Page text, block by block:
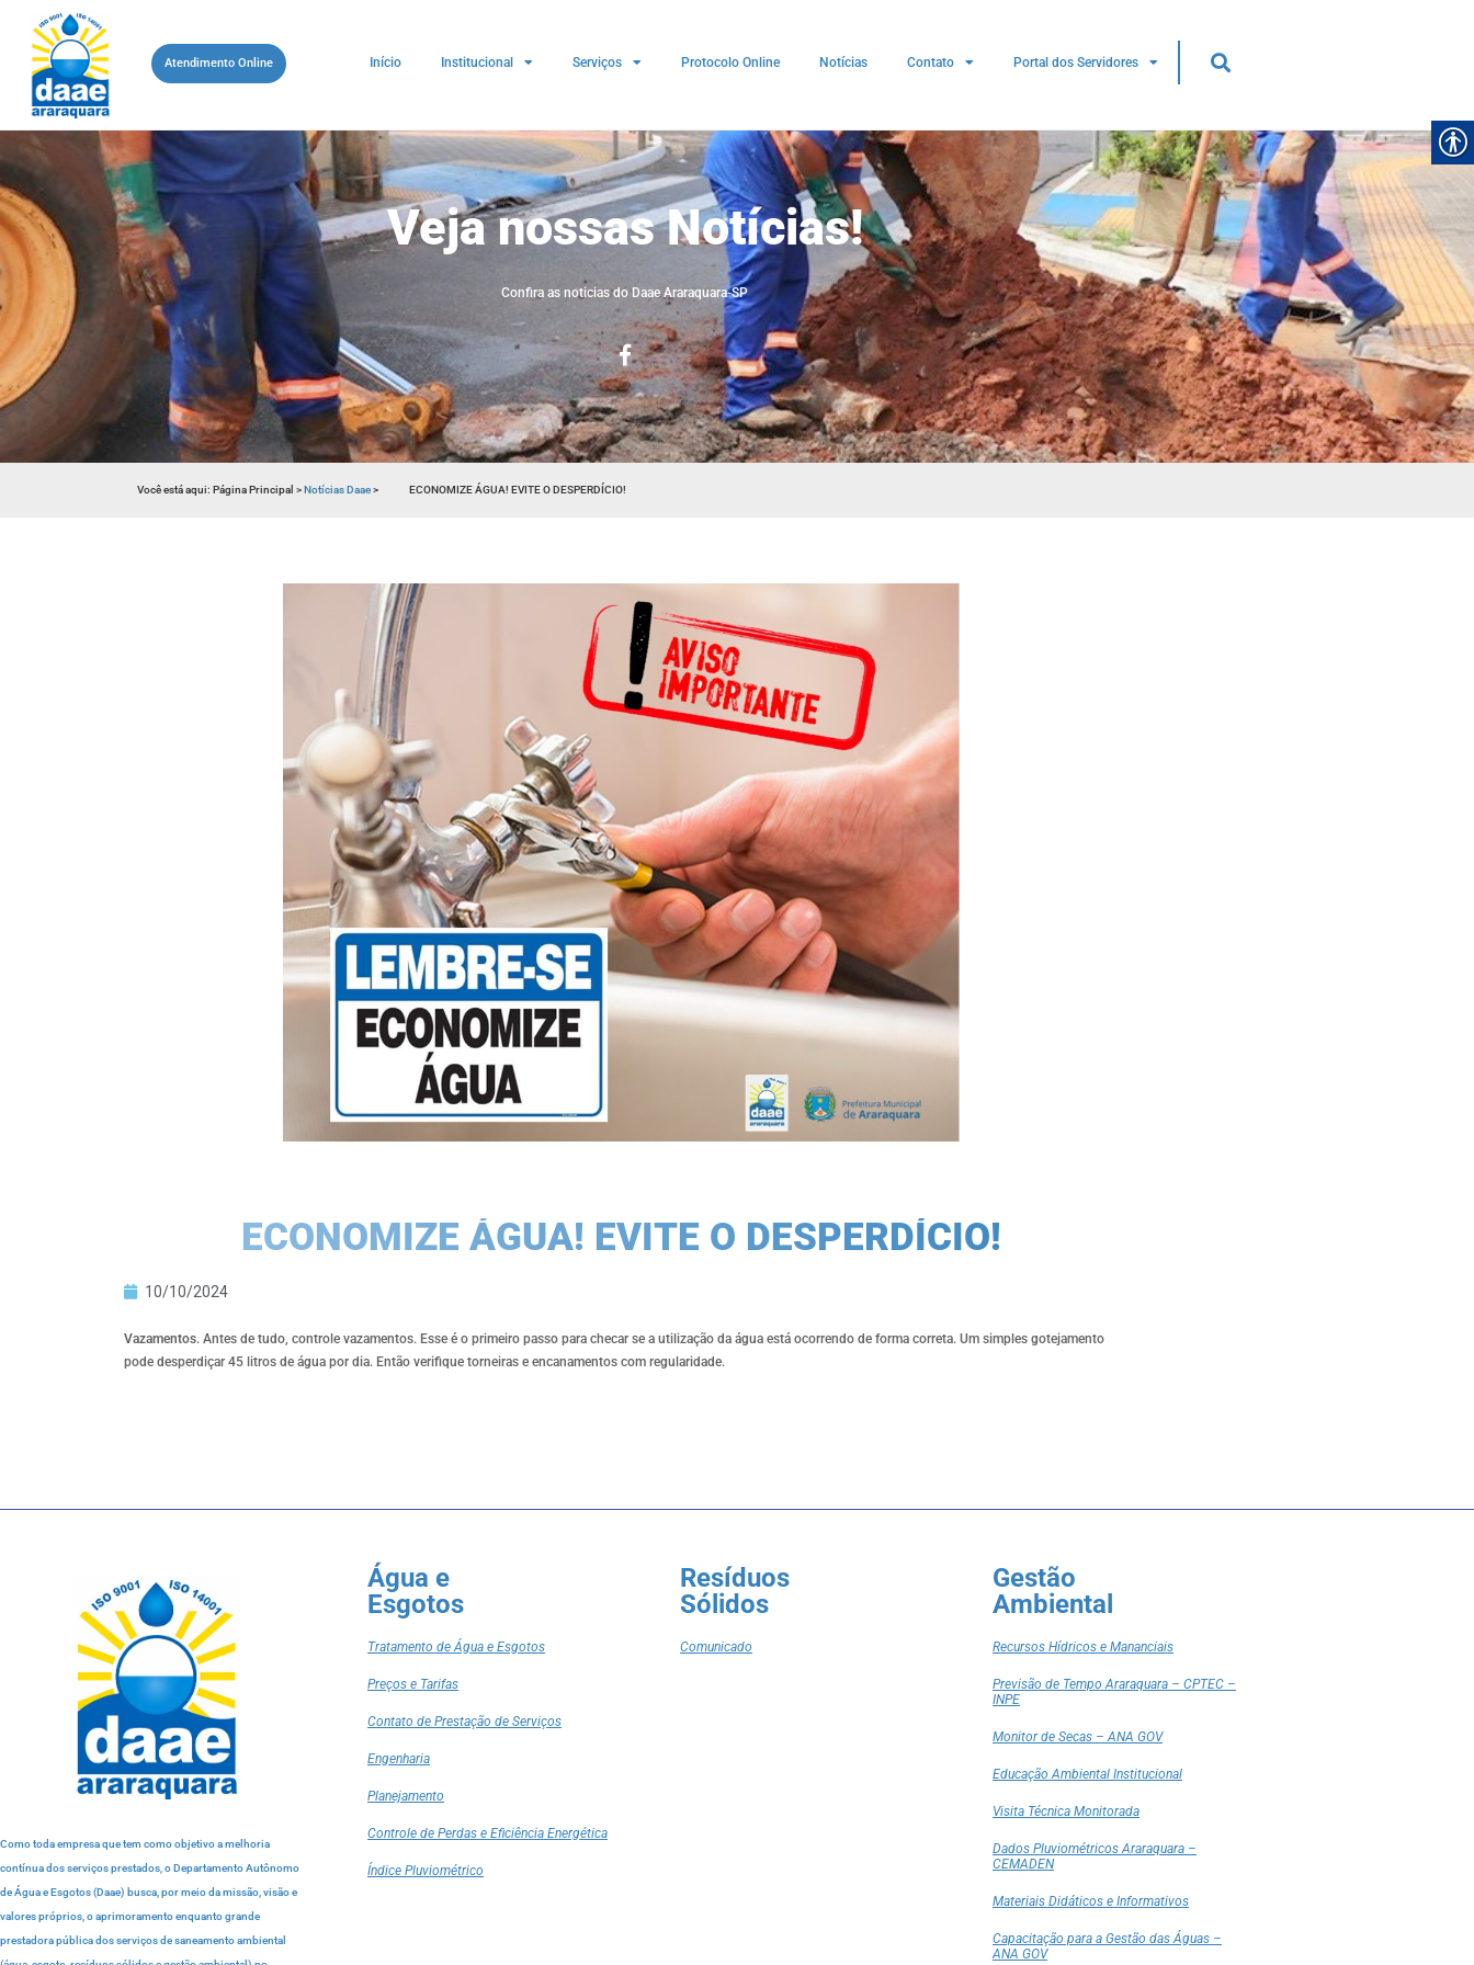
Atendimento Online Início Institucional Serviços Protocolo Online Notícias Contato Portal dos Servidores
Veja nossas Notícias!
Confira as noticias do Daae Araraquara-SP
Você está aqui:Página Principal>Notícias Daae> ECONOMIZE ÁGUA! EVITE O DESPERDÍCIO!
ECONOMIZE ÁGUA! EVITE O DESPERDÍCIO!
10/10/2024
Vazamentos. Antes de tudo, controle vazamentos. Esse é o primeiro passo para checar se a utilização da água está ocorrendo de forma correta. Um simples gotejamento
pode desperdiçar 45 litros de água por dia. Então verifique torneiras e encanamentos com regularidade.
Como toda empresa que tem como objetivo a melhoria
contínua dos serviços prestados, o Departamento Autônomo
de Água e Esgotos (Daae) busca, por meio da missão, visão e
valores próprios, o aprimoramento enquanto grande
prestadora pública dos serviços de saneamento ambiental
Água e
Esgotos
Tratamento de Água e Esgotos
Preços e Tarifas
Contato de Prestação de Serviços
Engenharia
Planejamento
Controle de Perdas e Eficiência Energética
Índice Pluviométrico
Resíduos
Sólidos
Comunicado
Gestão
Ambiental
Recursos Hídricos e Mananciais
Previsão de Tempo Araraquara – CPTEC –
INPE
Monitor de Secas – ANA GOV
Educação Ambiental Institucional
Visita Técnica Monitorada
Dados Pluviométricos Araraquara –
CEMADEN
Materiais Didáticos e Informativos
Capacitação para a Gestão das Águas –
ANA GOV